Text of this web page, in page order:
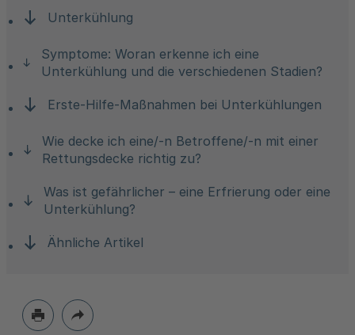
Unterkühlung
Symptome: Woran erkenne ich eine
Unterkühlung und die verschiedenen Stadien?
Erste-Hilfe-Maßnahmen bei Unterkühlungen
Wie decke ich eine/-n Betroffene/-n mit einer
Rettungsdecke richtig zu?
Was ist gefährlicher – eine Erfrierung oder eine
Unterkühlung?
Ähnliche Artikel